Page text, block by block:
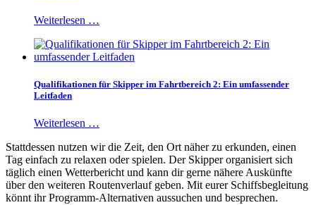
Weiterlesen …
Qualifikationen für Skipper im Fahrtbereich 2: Ein umfassender
Leitfaden
Weiterlesen …
Stattdessen nutzen wir die Zeit, den Ort näher zu erkunden, einen
Tag einfach zu relaxen oder spielen. Der Skipper organisiert sich
täglich einen Wetterbericht und kann dir gerne nähere Auskünfte
über den weiteren Routenverlauf geben. Mit eurer Schiffsbegleitung
könnt ihr Programm-Alternativen aussuchen und besprechen.